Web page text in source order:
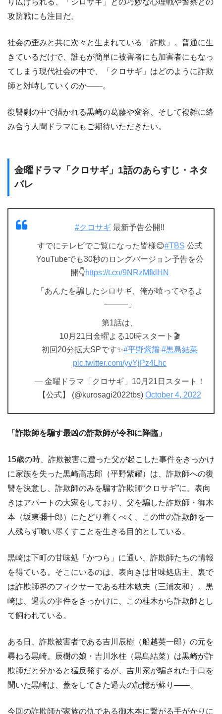
り広げられる、「シロサギ」との巧妙な心理戦や警察との
攻防戦にも注目だ。
社会の歪みと共に次々と生まれている「詐欺」。普通に生
きているだけで、誰もが簡単に被害者にも加害者にもなっ
てしまう現代社会の中で、「クロサギ」はどのように詐欺
師と対峙していくのか――。
復讐劇の中で描かれる黒崎の葛藤や変容、そして複雑に絡
み合う人間ドラマにもご期待いただきたい。
金曜ドラマ「クロサギ」1話のあらすじ・ネタ
バレ
#クロサギ 最新予告公開‼️
すでにテレビでご覧になった皆様😊#TBS 公式
YouTubeでも30秒のロングバージョン予告を公
開👇https://t.co/9NRzMfklHN
「あんたを騙したシロサギ、俺が喰ってやるよ
———」
第1話は、
10月21日金曜よる10時スタート🎬
初回20分拡大SPです✨#平野紫耀 #黒島結菜
pic.twitter.com/yvYjPz4Lhc
— 金曜ドラマ「クロサギ」10月21日スタート！
【公式】 (@kurosagi2022tbs) October 4, 2022
「詐欺師を騙す最凶の詐欺師が令和に降臨」
15歳の時、詐欺被害に遭った父が起こした事件をきっかけ
に家族を失った黒崎高志郎（平野紫耀）は、詐欺師への復
讐を決意し、詐欺師のみを騙す詐欺師“クロサギ”に。表向
きはアパートの大家をしており、父を騙した詐欺師・御木
本（坂東彌十郎）にたどり着くべく、この世の詐欺師を一
人残らず喰い尽くすことを生きる目的としている。
黒崎は下町の甘味処「かつら」に通い、詐欺師たちの情報
を得ている。そこにいるのは、表向きは甘味処店主、裏で
は詐欺師界のフィクサーである桂木敏夫（三浦友和）。黒
崎は、過去の事件をきっかけに、この桂木から詐欺師とし
て飼われている。
ある日、詐欺被害者である吉川辰樹（船越英一郎）の元を
尋ねる黒崎。辰樹の娘・吉川氷柱（黒島結菜）は黒崎が詐
欺師だと分かると猛反発するが、吉川家が騙された手口を
聞いた黒崎は、蓋をしてきた過去の記憶が蘇り――。
今回の詐欺師が家族の仇である御木本に繋がる手がかりに